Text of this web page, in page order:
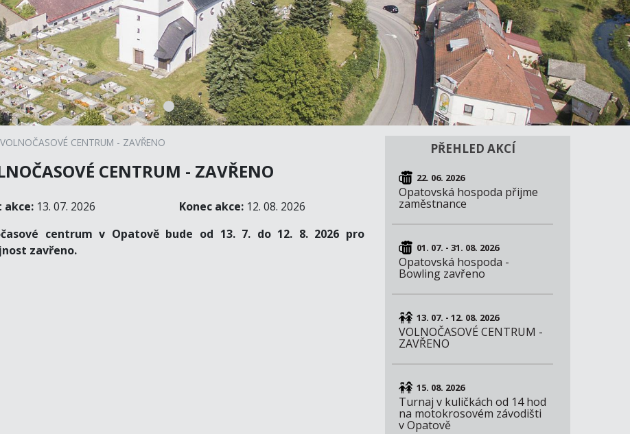
VOLNOČASOVÉ CENTRUM - ZAVŘENO
CENTRUM - ZAVŘENO
akce: 13. 07. 2026 Konec akce: 12. 08. 2026
centrum v Opatově bude od 13. 7. do 12. 8. 2026 pro
zavřeno.
PŘEHLED AKCÍ
22. 06. 2026
Opatovská hospoda přijme
zaměstnance
01. 07. - 31. 08. 2026
Opatovská hospoda -
Bowling zavřeno
13. 07. - 12. 08. 2026
VOLNOČASOVÉ CENTRUM -
ZAVŘENO
15. 08. 2026
Turnaj v kuličkách od 14 hod
na motokrosovém závodišti
v Opatově